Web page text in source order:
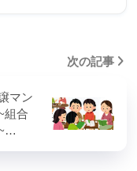
次の記事
マン
合